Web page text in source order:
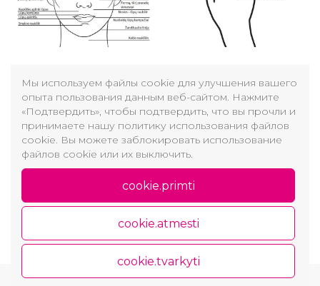
РЕГИСТРАЦИЯ
Информация и
регистрация:+37060410002
Прейскурант инъекции
гиалуроновой кислоты
Copyright © 2026 GROŽIO AKADEMIJAПолитика конфиденциальности и использования
Мы используем файлы cookie для улучшения вашего
опыта пользования данным веб-сайтом. Нажмите
«Подтвердить», чтобы подтвердить, что вы прочли и
принимаете нашу политику использования файлов
cookie. Вы можете заблокировать использование
файлов cookie или их выключить.
cookie.primti
cookie.atmesti
cookie.tvarkyti